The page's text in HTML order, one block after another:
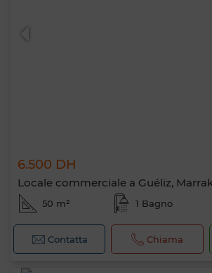
6.500 DH
Locale commerciale a Guéliz,
50 m² 1 Bagno
Contatta Chiama